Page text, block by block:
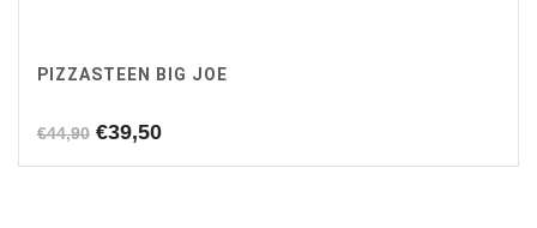
PIZZASTEEN BIG JOE
€44,90 Oorspronkelijke
€39,50Huidige